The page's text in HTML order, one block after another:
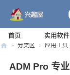
首页 实用软件
» 分类区 › 应用工具
ADM Pro 专